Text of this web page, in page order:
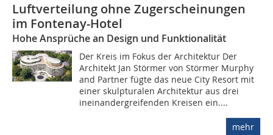
Luftverteilung ohne Zuger­scheinungen
im Fontenay-Hotel
Hohe Ansprüche an Design und Funktionalität
Der Kreis im Fokus der Architektur Der
Architekt Jan Störmer von Störmer Murphy
and Partner fügte das neue City Resort mit
einer skulpturalen Architektur aus drei
ineinandergreifenden Kreisen ein....
mehr